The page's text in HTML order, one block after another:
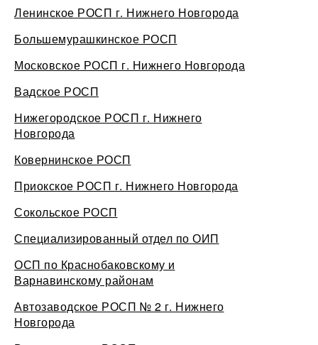
Ленинское РОСП г. Нижнего Новгорода
Большемурашкинское РОСП
Московское РОСП г. Нижнего Новгорода
Вадское РОСП
Нижегородское РОСП г. Нижнего
Новгорода
Ковернинское РОСП
Приокское РОСП г. Нижнего Новгорода
Сокольское РОСП
Специализированный отдел по ОИП
ОСП по Краснобаковскому и
Варнавинскому районам
Автозаводское РОСП № 2 г. Нижнего
Новгорода